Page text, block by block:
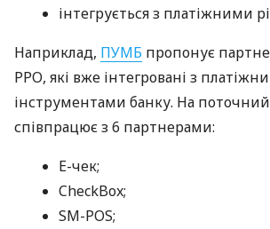
інтегрується з платіжними
Наприклад, ПУМБ пропонує
РРО, які вже інтегровані з
інструментами банку. На
співпрацює з 6 партнерами:
E-чек;
CheckBox;
SM-POS;